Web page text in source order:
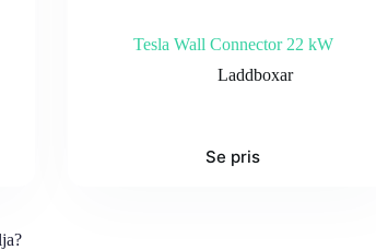
Tesla Wall Connector 22 kW
Laddboxar
Se pris